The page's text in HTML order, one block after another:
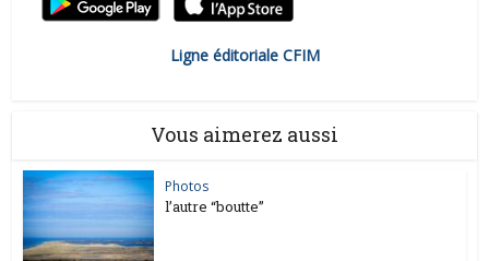
Ligne éditoriale CFIM
Vous aimerez aussi
Photos
l’autre “boutte”